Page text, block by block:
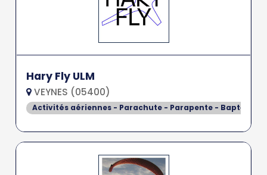
Hary Fly ULM
VEYNES (05400)
Activités aériennes - Parachute - Parapente - Baptême